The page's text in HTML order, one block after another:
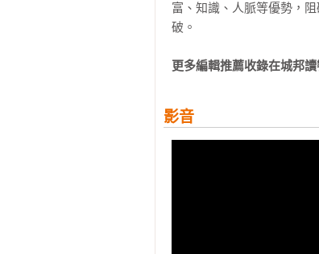
富、知識、人脈等優勢，
破。
更多編輯推薦收錄在城邦讀
影音